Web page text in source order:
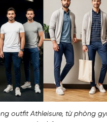
outfit Athleisure, từ phòng